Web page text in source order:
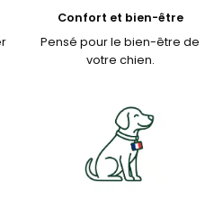
Confort et bien-être
Pensé pour le bien-être de
votre chien.